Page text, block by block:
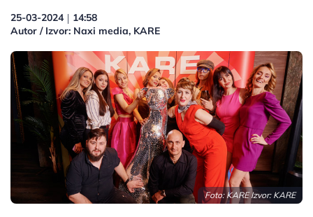
25-03-2024 | 14:58
Autor / Izvor: Naxi media, KARE
Foto: KARE Izvor: KARE